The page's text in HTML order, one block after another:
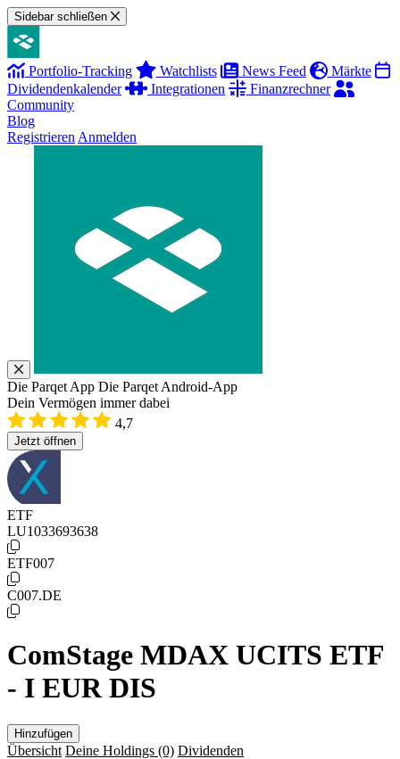
Sidebar schließen
Portfolio-Tracking Watchlists News Feed
Märkte
Dividendenkalender
Integrationen
Finanzrechner
Community
Blog
Registrieren Anmelden
Die Parqet App Die Parqet Android-App
Dein Vermögen immer dabei
4,7
Jetzt öffnen
ETF
LU1033693638
ETF007
C007.DE
ComStage MDAX UCITS ETF
- I EUR DIS
Hinzufügen
Übersicht Deine Holdings (0) Dividenden